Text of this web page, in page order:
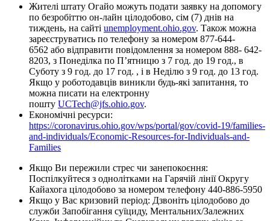
Жителі штату Огайо можуть подати заявку на допомогу
по безробіттю он-лайн цілодобово, сім (7) днів на
тиждень, на сайті unemployment.ohio.gov. Також можна
зареєструватись по телефону за номером 877-644-
6562 або відправити повідомлення за номером 888- 642-
8203, з Понеділка по П’ятницю з 7 год. до 19 год., в
Суботу з 9 год. до 17 год. , і в Неділю з 9 год. до 13 год.
Якщо у роботодавців виникли будь-які запитання, то
можна писати на електронну
пошту UCTech@jfs.ohio.gov.
Економічні ресурси:
https://coronavirus.ohio.gov/wps/portal/gov/covid-19/families-
and-individuals/Economic-Resources-for-Individuals-and-
Families
Якщо Ви пережили стрес чи занепокоєння:
Поспілкуйтеся з однолітками на Гарячій лінії Округу
Кайахога цілодобово за номером телефону 440-886-5950
Якщо у Вас кризовий період: Дзвоніть цілодобово до
служби Запобігання суїциду, Ментальних/Залежних